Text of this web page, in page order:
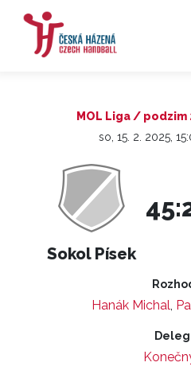
MOL Liga / podzim
so, 15. 2. 2025,
Sokol Písek
Hanák Michal,